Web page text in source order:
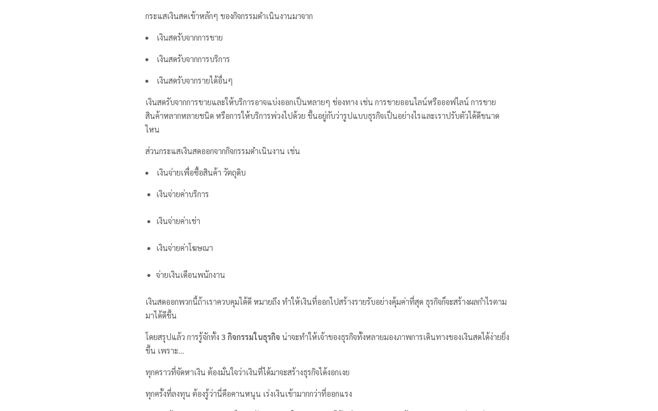
กระแสเงินสดเข้าหลักๆ ของกิจกรรมดำเนินงานมาจาก
เงินสดรับจากการขาย
เงินสดรับจากการบริการ
เงินสดรับจากรายได้อื่นๆ
เงินสดรับจากการขายและให้บริการอาจแบ่งออกเป็นหลายๆ ช่องทาง เช่น การขายออนไลน์หรือออฟไลน์ การขาย
สินค้าหลากหลายชนิด หรือการให้บริการพ่วงไปด้วย ขึ้นอยู่กับว่ารูปแบบธุรกิจเป็นอย่างไรและเราปรับตัวได้ดีขนาด
ไหน
ส่วนกระแสเงินสดออกจากกิจกรรมดำเนินงาน เช่น
เงินจ่ายเพื่อซื้อสินค้า วัตถุดิบ
เงินจ่ายค่าบริการ
เงินจ่ายค่าเช่า
เงินจ่ายค่าโฆษณา
จ่ายเงินเดือนพนักงาน
เงินสดออกพวกนี้ถ้าเราควบคุมได้ดี หมายถึง ทำให้เงินที่ออกไปสร้างรายรับอย่างคุ้มค่าที่สุด ธุรกิจก็จะสร้างผลกำไรตาม
มาได้ดีขึ้น
โดยสรุปแล้ว การรู้จักทั้ง 3 กิจกรรมในธุรกิจ น่าจะทำให้เจ้าของธุรกิจทั้งหลายมองภาพการเดินทางของเงินสดได้ง่ายยิ่ง
ขึ้น เพราะ…
ทุกคราวที่จัดหาเงิน ต้องมั่นใจว่าเงินที่ได้มาจะสร้างธุรกิจได้งอกเงย
ทุกครั้งที่ลงทุน ต้องรู้ว่านี่คือคานหนุน เร่งเงินเข้ามากกว่าที่ออกแรง